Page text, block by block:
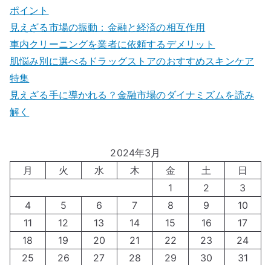
ポイント
見えざる市場の振動：金融と経済の相互作用
車内クリーニングを業者に依頼するデメリット
肌悩み別に選べるドラッグストアのおすすめスキンケア
特集
見えざる手に導かれる？金融市場のダイナミズムを読み
解く
2024年3月
月
火 水 木 金 土
日
1
2
3
4
5 6 7 8 9
10
11
12 13 14 15 16
17
18
19 20 21 22 23
24
25
26 27 28 29 30 31